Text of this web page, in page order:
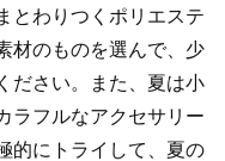
とわりつくポリエステ
材のものを選んで、少
ださい。また、夏は小
ラフルなアクセサリー
的にトライして、夏の